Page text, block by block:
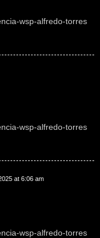
wsp-alfredo-torres
wsp-alfredo-torres
at 6:06 am
wsp-alfredo-torres